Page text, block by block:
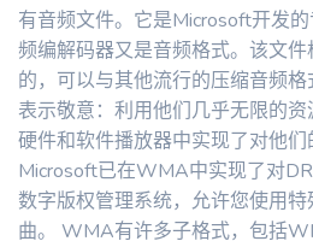
有音频文件。它是Microsoft开发
频编解码器又是音频格式。该文
的，可以与其他流行的压缩音频
表示敬意：利用他们几乎无限的
硬件和软件播放器中实现了对他们
Microsoft已在WMA中实现了对
数字版权管理系统，允许您使用
曲。 WMA有许多子格式，包括